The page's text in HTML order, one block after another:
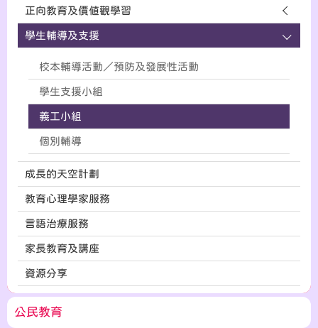
正向教育及價值觀學習
學生輔導及支援
校本輔導活動／預防及發展性活動
學生支援小組
義工小組
個別輔導
成長的天空計劃
教育心理學家服務
言語治療服務
家長教育及講座
資源分享
公民教育